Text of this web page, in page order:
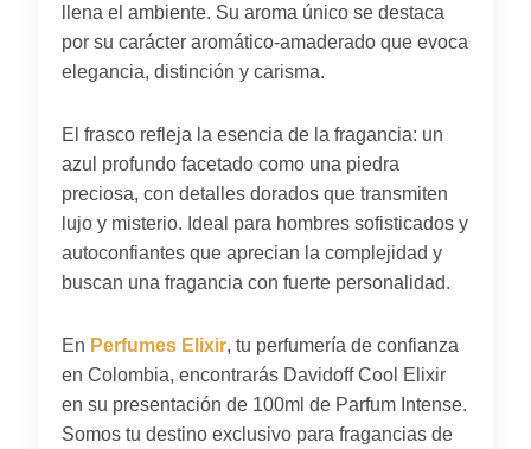
llena el ambiente. Su aroma único se destaca
por su carácter aromático-amaderado que evoca
elegancia, distinción y carisma.
El frasco refleja la esencia de la fragancia: un
azul profundo facetado como una piedra
preciosa, con detalles dorados que transmiten
lujo y misterio. Ideal para hombres sofisticados y
autoconfiantes que aprecian la complejidad y
buscan una fragancia con fuerte personalidad.
En Perfumes Elixir, tu perfumería de confianza
en Colombia, encontrarás Davidoff Cool Elixir
en su presentación de 100ml de Parfum Intense.
Somos tu destino exclusivo para fragancias de